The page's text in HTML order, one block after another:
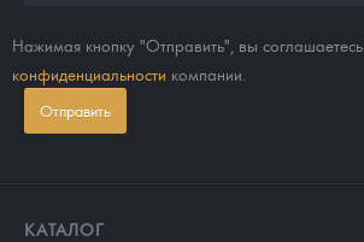
Нажимая кнопку "Отправить", вы соглашаетесь
конфиденциальности компании.
Отправить
КАТАЛОГ